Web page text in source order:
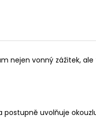
nejen vonný zážitek,
postupně uvolňuje